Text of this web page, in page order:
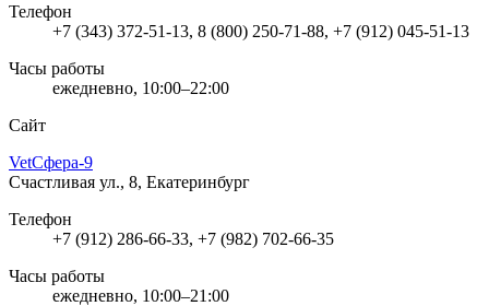
Телефон
+7 (343) 372-51-13, 8 (800) 250-71-88, +7 (912) 045-51-13
Часы работы
ежедневно, 10:00–22:00
Сайт
VetСфера-9
Счастливая ул., 8, Екатеринбург
Телефон
+7 (912) 286-66-33, +7 (982) 702-66-35
Часы работы
ежедневно, 10:00–21:00